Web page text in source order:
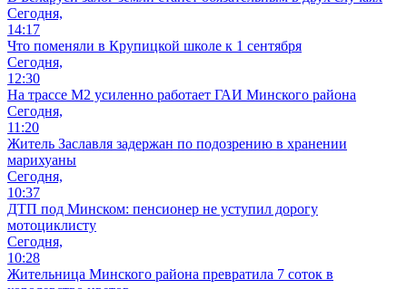
Сегодня,
14:17
Что поменяли в Крупицкой школе к 1 сентября
Сегодня,
12:30
На трассе М2 усиленно работает ГАИ Минского района
Сегодня,
11:20
Житель Заславля задержан по подозрению в хранении
марихуаны
Сегодня,
10:37
ДТП под Минском: пенсионер не уступил дорогу
мотоциклисту
Сегодня,
10:28
Жительница Минского района превратила 7 соток в